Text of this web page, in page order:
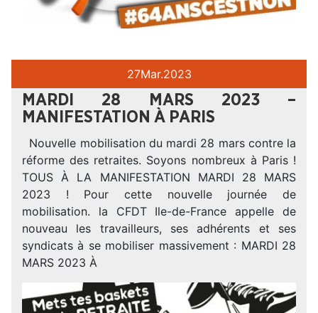
27Mar.2023
MARDI 28 MARS 2023 –
MANIFESTATION À PARIS
Nouvelle mobilisation du mardi 28 mars contre la
réforme des retraites. Soyons nombreux à Paris !
TOUS À LA MANIFESTATION MARDI 28 MARS
2023 ! Pour cette nouvelle journée de
mobilisation. la CFDT Ile-de-France appelle de
nouveau les travailleurs, ses adhérents et ses
syndicats à se mobiliser massivement : MARDI 28
MARS 2023 À